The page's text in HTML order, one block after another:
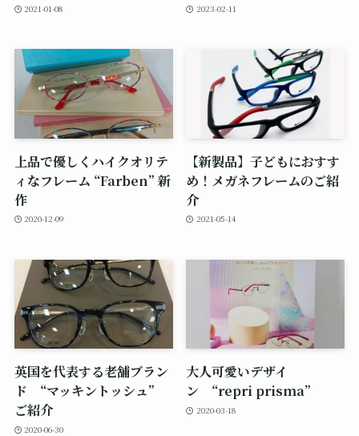
2021-01-08 2023-02-11
上品で優しくハイクオリテ
ィなフレーム “Farben” 新
作
2020-12-09
【新製品】子どもにおすす
め！メガネフレームのご紹
介
2021-05-14
英国を代表する老舗ブラン
ド “マッキントッシュ”
ご紹介
2020-06-30
大人可愛いデザイ
ン “repri prisma”
2020-03-18